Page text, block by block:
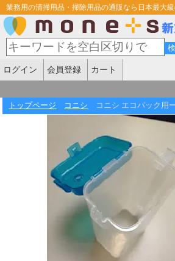
業務用の清掃用品・掃除用品の通販なら日本最大
ログイン 会員登録 カート
トップページ コニシ コニシ エコパック用